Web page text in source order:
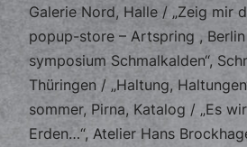
Galerie Nord, Halle / „Zeig mir
popup-store – Artspring , Berlin
symposium Schmalkalden“,
Thüringen / „Haltung,
sommer, Pirna, Katalog / „Es
Erden…“, Atelier Hans